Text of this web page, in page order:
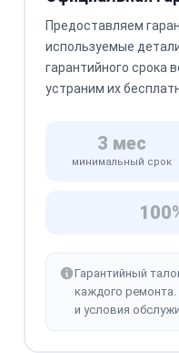
Предоставляем
используемые
гарантийного срока
устраним их
3 мес
минимальный срок
Гарантийный
каждого
и условия